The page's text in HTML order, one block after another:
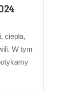
ciepła,
W tym